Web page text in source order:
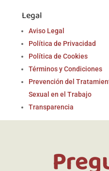
Legal
Aviso Legal
Política de Privacidad
Política de Cookies
Términos y Condiciones
Prevención del
Sexual en el Trabajo
Transparencia